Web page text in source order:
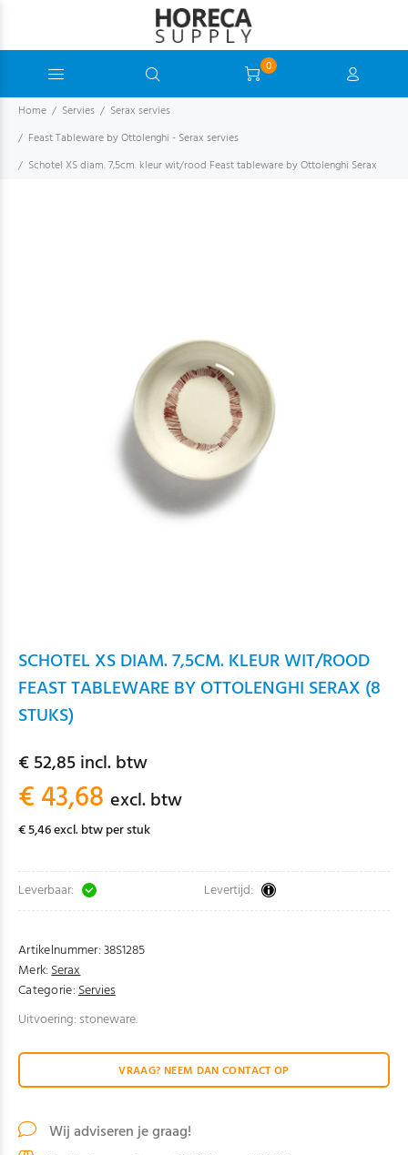
0
Home Servies
Serax servies
Feast Tableware by Ottolenghi - Serax servies
Schotel XS diam. 7,5cm. kleur wit/rood Feast tableware by Ottolenghi Serax
SCHOTEL XS DIAM. 7,5CM. KLEUR WIT/ROOD
FEAST TABLEWARE BY OTTOLENGHI SERAX (8
STUKS)
€ 52,85 incl. btw
€ 43,68 excl. btw
€ 5,46 excl. btw per stuk
Leverbaar: Levertijd:
Artikelnummer:38S1285
Merk:Serax
Categorie:Servies
Uitvoering: stoneware.
VRAAG? NEEM DAN CONTACT OP
Wij adviseren je graag!